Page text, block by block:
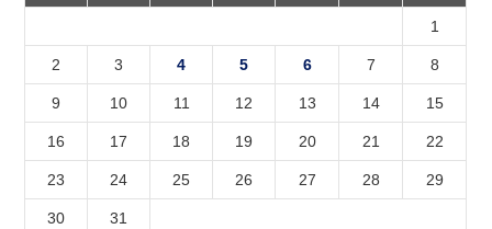
1
2 3 4 5 6 7 8
9 10 11 12 13 14 15
16 17 18 19 20 21 22
23 24 25 26 27 28 29
30
31